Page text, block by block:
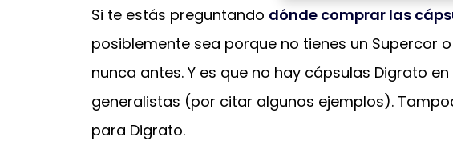
Si te estás preguntando dónde comprar las
posiblemente sea porque no tienes un Supercor
nunca antes. Y es que no hay cápsulas Digrato
generalistas (por citar algunos ejemplos).
para Digrato.